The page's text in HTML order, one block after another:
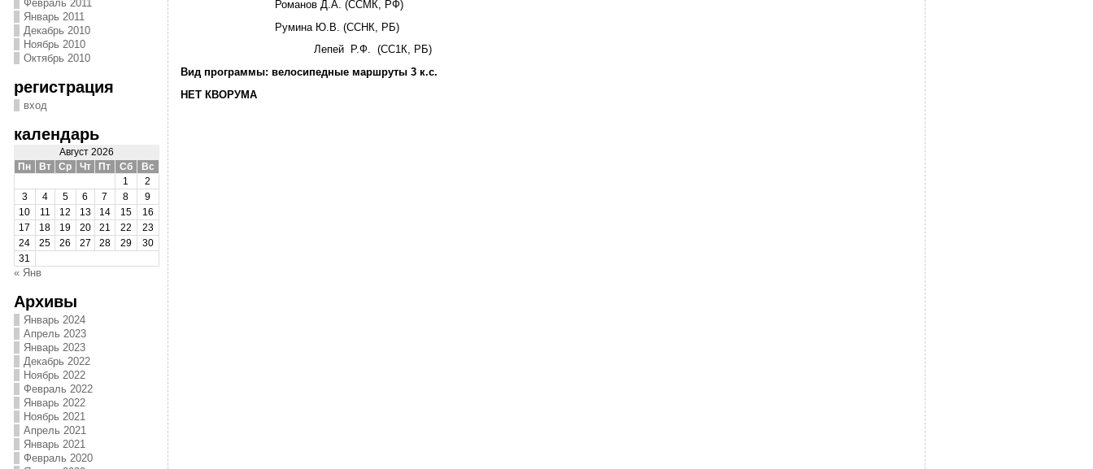
Февраль 2011
Январь 2011
Декабрь 2010
Ноябрь 2010
Октябрь 2010
регистрация
вход
календарь
Август 2026
Пн
Вт Ср Чт Пт Сб
Вс
1
2
3
4 5 6 7 8
9
10
11 12 13 14 15
16
17
18 19 20 21 22
23
24
25 26 27 28 29
30
31
« Янв
Архивы
Январь 2024
Апрель 2023
Январь 2023
Декабрь 2022
Ноябрь 2022
Февраль 2022
Январь 2022
Ноябрь 2021
Апрель 2021
Январь 2021
Февраль 2020
Романов Д.А. (ССМК, РФ)
Румина Ю.В. (ССНК, РБ)
Лепей Р.Ф. (СС1К, РБ)
Вид программы: велосипедные маршруты 3 к.с.
НЕТ КВОРУМА